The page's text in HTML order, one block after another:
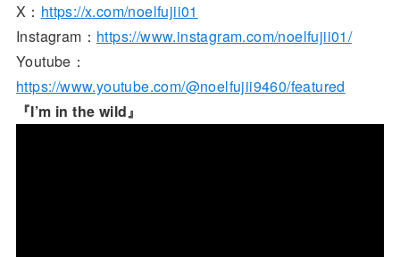
X： https://x.com/noelfujii01
Instagram： https://www.instagram.com/noelfujii01/
Youtube：
https://www.youtube.com/@noelfujii9460/featured
『I’m in the wild』